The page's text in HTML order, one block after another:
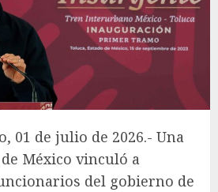
01 de julio de 2026.- Una
México vinculó a
del gobierno de